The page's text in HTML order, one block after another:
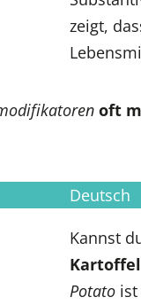
zeigt,
oft
Deutsch
Kannst
Potatoist